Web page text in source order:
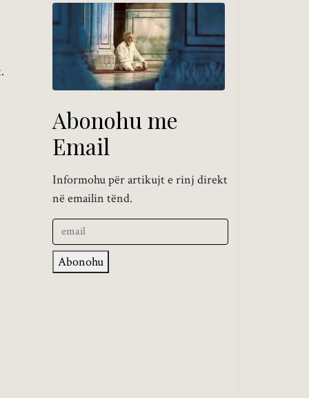
Abonohu me
Email
Informohu për artikujt e rinj direkt
në emailin tënd.
Abonohu